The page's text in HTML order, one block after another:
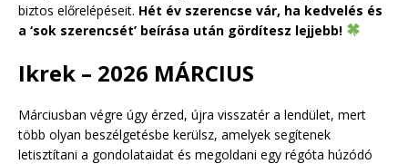
biztos előrelépéseit. Hét év szerencse vár, ha kedvelés és
a ‘sok szerencsét’ beírása után gördítesz lejjebb!
Ikrek – 2026 MÁRCIUS
Márciusban végre úgy érzed, újra visszatér a lendület, mert
több olyan beszélgetésbe kerülsz, amelyek segítenek
letisztítani a gondolataidat és megoldani egy régóta húzódó